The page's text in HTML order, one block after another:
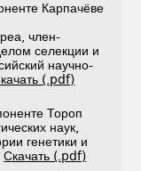
Карпачёве
член-
селекции и
научно-
(.pdf)
Тороп
наук,
генетики и
Скачать (.pdf)